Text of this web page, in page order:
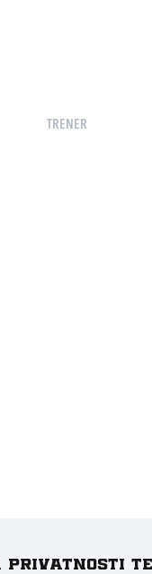
TRENER
privatnosti te